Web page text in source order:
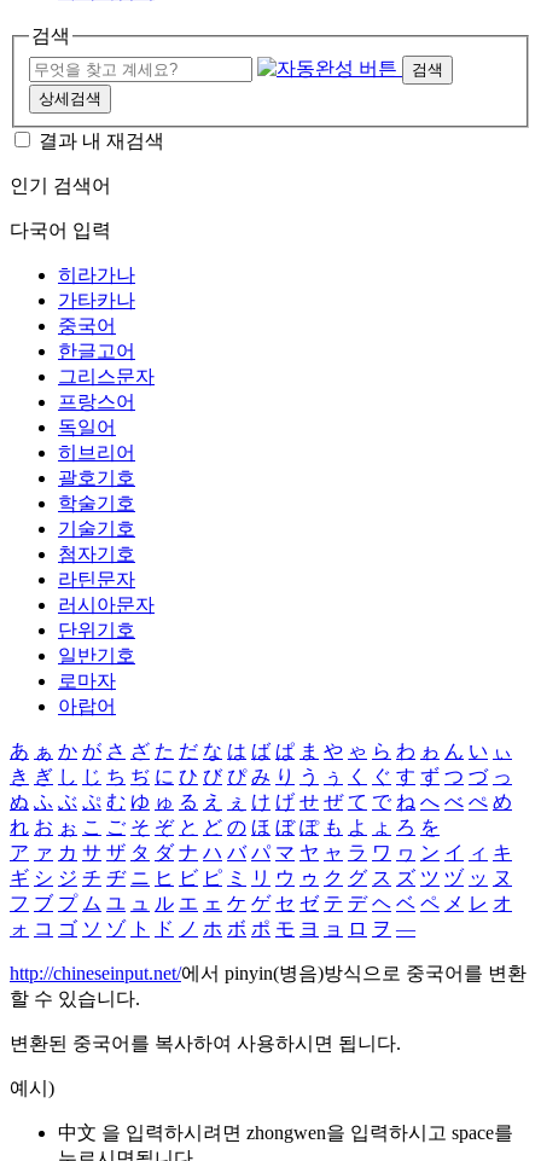
검색
검색
상세검색
결과 내 재검색
인기 검색어
다국어 입력
히라가나
가타카나
중국어
한글고어
그리스문자
프랑스어
독일어
히브리어
괄호기호
학술기호
기술기호
첨자기호
라틴문자
러시아문자
단위기호
일반기호
로마자
아랍어
あ ぁ か が さ ざ た だ な は ば ぱ ま や ゃ ら わ ゎ ん い ぃ
き ぎ し じ ち ぢ に ひ び ぴ み り う ぅ く ぐ す ず つ づ っ
ぬ ふ ぶ ぷ む ゆ ゅ る え ぇ け げ せ ぜ て で ね へ べ ぺ め
れ お ぉ こ ご そ ぞ と ど の ほ ぼ ぽ も よ ょ ろ を
ア ァ カ サ ザ タ ダ ナ ハ バ パ マ ヤ ャ ラ ワ ヮ ン イ ィ キ
ギ シ ジ チ ヂ ニ ヒ ビ ピ ミ リ ウ ゥ ク グ ス ズ ツ ヅ ッ ヌ
フ ブ プ ム ユ ュ ル エ ェ ケ ゲ セ ゼ テ デ ヘ ベ ペ メ レ オ
ォ コ ゴ ソ ゾ ト ド ノ ホ ボ ポ モ ヨ ョ ロ ヲ ―
http://chineseinput.net/에서 pinyin(병음)방식으로 중국어를 변환
할 수 있습니다.
변환된 중국어를 복사하여 사용하시면 됩니다.
예시)
中文 을 입력하시려면 zhongwen을 입력하시고 space를